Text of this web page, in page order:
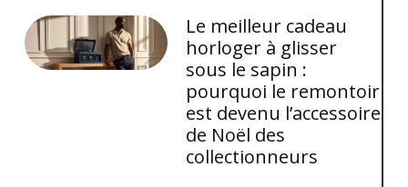
Le meilleur cadeau
horloger à glisser
sous le sapin :
pourquoi le remontoir
est devenu l’accessoire
de Noël des
collectionneurs